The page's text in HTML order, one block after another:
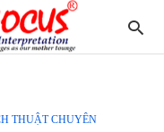
THUẬT CHUYÊN